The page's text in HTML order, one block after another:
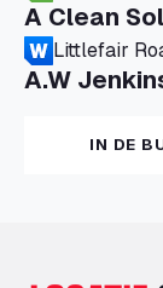
A Clean
Littlefair
A.W
A+G
Am
IN DE